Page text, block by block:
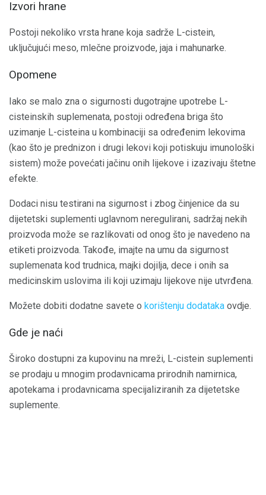
Izvori hrane
Postoji nekoliko vrsta hrane koja sadrže L-cistein,
uključujući meso, mlečne proizvode, jaja i mahunarke.
Opomene
Iako se malo zna o sigurnosti dugotrajne upotrebe L-
cisteinskih suplemenata, postoji određena briga što
uzimanje L-cisteina u kombinaciji sa određenim lekovima
(kao što je prednizon i drugi lekovi koji potiskuju imunološki
sistem) može povećati jačinu onih lijekove i izazivaju štetne
efekte.
Dodaci nisu testirani na sigurnost i zbog činjenice da su
dijetetski suplementi uglavnom neregulirani, sadržaj nekih
proizvoda može se razlikovati od onog što je navedeno na
etiketi proizvoda. Takođe, imajte na umu da sigurnost
suplemenata kod trudnica, majki dojilja, dece i onih sa
medicinskim uslovima ili koji uzimaju lijekove nije utvrđena.
Možete dobiti dodatne savete o korištenju dodataka ovdje.
Gde je naći
Široko dostupni za kupovinu na mreži, L-cistein suplementi
se prodaju u mnogim prodavnicama prirodnih namirnica,
apotekama i prodavnicama specijaliziranih za dijetetske
suplemente.